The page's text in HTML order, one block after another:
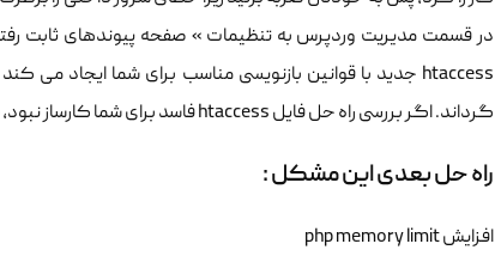
در قسمت مدیریت وردپرس به تنظیمات » صفحه پیوندهای ثابت
گرداند. اگر بررسی راه حل فایل htaccess فاسد برای شما کارساز نبود، پس باید به خواندن این مقاله ادامه دهید.
راه حل بعدی این مشکل :
افزایش php memory limit